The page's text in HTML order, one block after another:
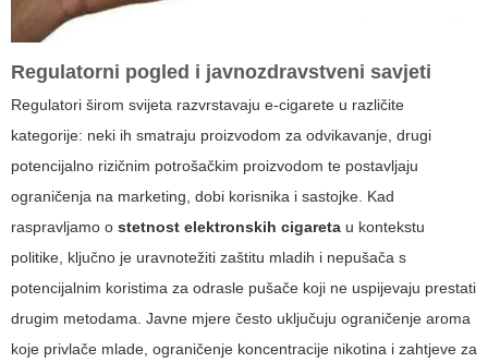
Regulatorni pogled i javnozdravstveni savjeti
Regulatori širom svijeta razvrstavaju e-cigarete u različite
kategorije: neki ih smatraju proizvodom za odvikavanje, drugi
potencijalno rizičnim potrošačkim proizvodom te postavljaju
ograničenja na marketing, dobi korisnika i sastojke. Kad
raspravljamo o stetnost elektronskih cigareta u kontekstu
politike, ključno je uravnotežiti zaštitu mladih i nepušača s
potencijalnim koristima za odrasle pušače koji ne uspijevaju prestati
drugim metodama. Javne mjere često uključuju ograničenje aroma
koje privlače mlade, ograničenje koncentracije nikotina i zahtjeve za